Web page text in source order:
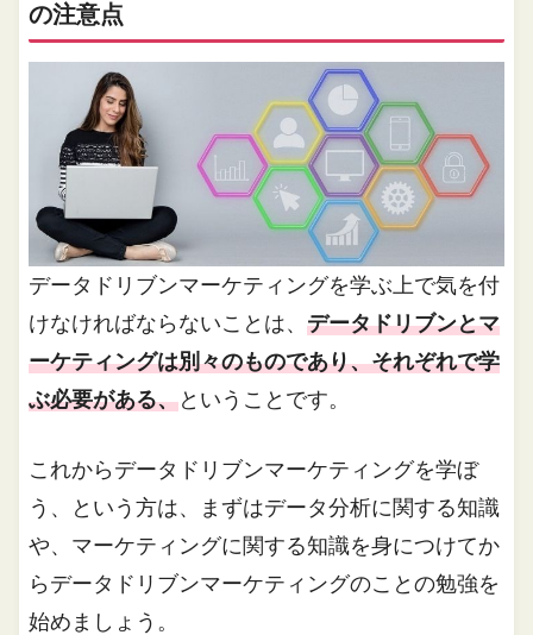
の注意点
データドリブンマーケティングを学ぶ上で気を付
けなければならないことは、データドリブンとマ
ーケティングは別々のものであり、それぞれで学
ぶ必要がある、ということです。
これからデータドリブンマーケティングを学ぼ
う、という方は、まずはデータ分析に関する知識
や、マーケティングに関する知識を身につけてか
らデータドリブンマーケティングのことの勉強を
始めましょう。